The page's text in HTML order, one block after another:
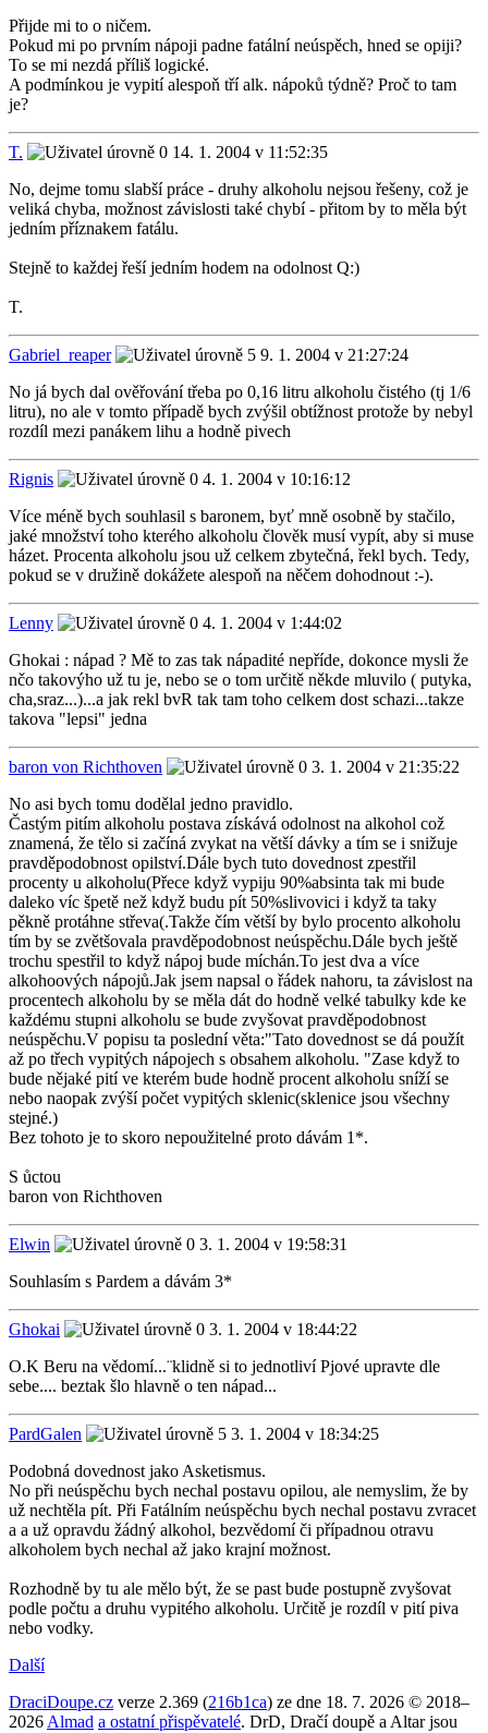
Přijde mi to o ničem.
Pokud mi po prvním nápoji padne fatální neúspěch, hned se opiji?
To se mi nezdá příliš logické.
A podmínkou je vypití alespoň tří alk. nápoků týdně? Proč to tam
je?
T.
14. 1. 2004 v 11:52:35
No, dejme tomu slabší práce - druhy alkoholu nejsou řešeny, což je
veliká chyba, možnost závislosti také chybí - přitom by to měla být
jedním příznakem fatálu.
Stejně to každej řeší jedním hodem na odolnost Q:)
T.
Gabriel_reaper
9. 1. 2004 v 21:27:24
No já bych dal ověřování třeba po 0,16 litru alkoholu čistého (tj 1/6
litru), no ale v tomto případě bych zvýšil obtížnost protože by nebyl
rozdíl mezi panákem lihu a hodně pivech
Rignis
4. 1. 2004 v 10:16:12
Více méně bych souhlasil s baronem, byť mně osobně by stačilo,
jaké množství toho kterého alkoholu člověk musí vypít, aby si muse
házet. Procenta alkoholu jsou už celkem zbytečná, řekl bych. Tedy,
pokud se v družině dokážete alespoň na něčem dohodnout :-).
Lenny
4. 1. 2004 v 1:44:02
Ghokai : nápad ? Mě to zas tak nápadité nepříde, dokonce mysli že
nčo takovýho už tu je, nebo se o tom určitě někde mluvilo ( putyka,
cha,sraz...)...a jak rekl bvR tak tam toho celkem dost schazi...takze
takova "lepsi" jedna
baron von Richthoven
3. 1. 2004 v 21:35:22
No asi bych tomu dodělal jedno pravidlo.
Častým pitím alkoholu postava získává odolnost na alkohol což
znamená, že tělo si začíná zvykat na větší dávky a tím se i snižuje
pravděpodobnost opilství.Dále bych tuto dovednost zpestřil
procenty u alkoholu(Přece když vypiju 90%absinta tak mi bude
daleko víc špetě než když budu pít 50%slivovici i když ta taky
pěkně protáhne střeva(.Takže čím větší by bylo procento alkoholu
tím by se zvětšovala pravděpodobnost neúspěchu.Dále bych ještě
trochu spestřil to když nápoj bude míchán.To jest dva a více
alkohoových nápojů.Jak jsem napsal o řádek nahoru, ta závislost na
procentech alkoholu by se měla dát do hodně velké tabulky kde ke
každému stupni alkoholu se bude zvyšovat pravděpodobnost
neúspěchu.V popisu ta poslední věta:"Tato dovednost se dá použít
až po třech vypitých nápojech s obsahem alkoholu. "Zase když to
bude nějaké pití ve kterém bude hodně procent alkoholu sníží se
nebo naopak zvýší počet vypitých sklenic(sklenice jsou všechny
stejné.)
Bez tohoto je to skoro nepoužitelné proto dávám 1*.
S ůctou
baron von Richthoven
Elwin
3. 1. 2004 v 19:58:31
Souhlasím s Pardem a dávám 3*
Ghokai
3. 1. 2004 v 18:44:22
O.K Beru na vědomí...¨klidně si to jednotliví Pjové upravte dle
sebe.... beztak šlo hlavně o ten nápad...
PardGalen
3. 1. 2004 v 18:34:25
Podobná dovednost jako Asketismus.
No při neúspěchu bych nechal postavu opilou, ale nemyslim, že by
už nechtěla pít. Při Fatálním neúspěchu bych nechal postavu zvracet
a a už opravdu žádný alkohol, bezvědomí či případnou otravu
alkoholem bych nechal až jako krajní možnost.
Rozhodně by tu ale mělo být, že se past bude postupně zvyšovat
podle počtu a druhu vypitého alkoholu. Určitě je rozdíl v pití piva
nebo vodky.
Další
DraciDoupe.cz verze 2.369 (216b1ca) ze dne 18. 7. 2026 © 2018–
2026 Almad a ostatní přispěvatelé. DrD, Dračí doupě a Altar jsou